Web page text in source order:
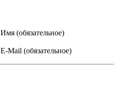
Имя (обязательное)
E-Mail (обязательное)